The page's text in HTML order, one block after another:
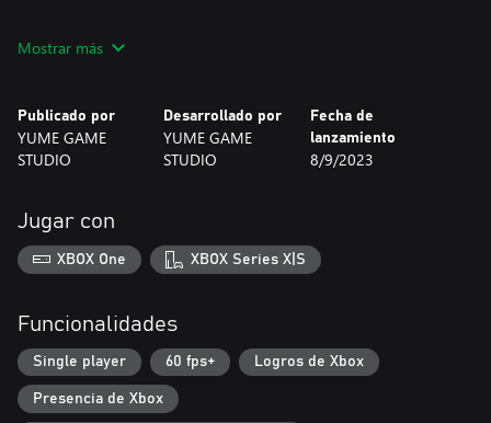
única. Comparte tus experiencias en las redes sociales y desafíalos
Si estás buscando un juego cautivador, con desafíos divertidos y
una zorra adorable como protagonista, ¡Foxes Need To Eat es
perfecto para ti! Prepárate para encantarte con su jugabilidad
este desafío?
Mostrar más
Publicado por
YUME GAME
STUDIO
Desarrollado por
YUME GAME
STUDIO
Fecha de
lanzamiento
8/9/2023
Jugar con
XBOX One XBOX Series X|S
Funcionalidades
Single player 60 fps+ Logros de Xbox
Presencia de Xbox